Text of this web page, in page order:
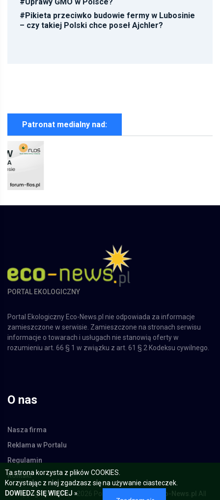
#Pikieta przeciwko budowie fermy w Lubosinie
– czy takiej Polski chce poseł Ajchler?
Patronat medialny nad:
PORTAL EKOLOGICZNY
zamieszczone w serwisie. Zamieszczone na stronach serwisu
informacje o towarach i usługach nie stanowią oferty w
rozumieniu art. 66 § 1 w związku z art. 61 § 2 Kodeksu cywilnego.
O nas
© Copyright 02.2015 - 2026 Portal Ekologiczny -Eco-News.pl
Ta strona korzysta z plików COOKIES.
Korzystając z niej zgadzasz się na używanie ciasteczek.
DOWIEDZ SIĘ WIĘCEJ »